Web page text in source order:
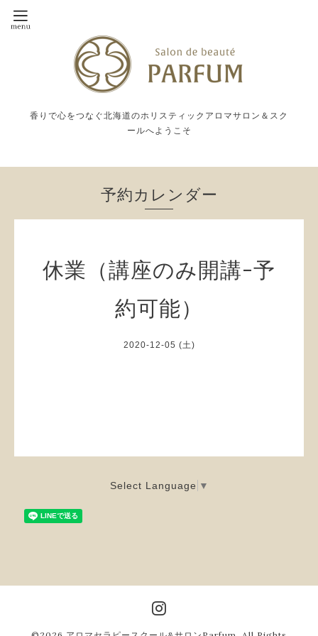
香りで心をつなぐ北海道のホリスティックアロマサロン＆スク
ールへようこそ
予約カレンダー
休業（講座のみ開講-予
約可能）
2020-12-05 (土)
Select Language ▼